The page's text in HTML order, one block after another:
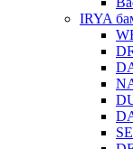
IRYA